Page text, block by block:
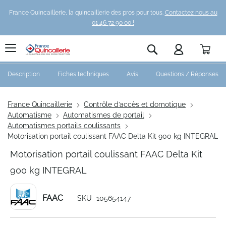
France Quincaillerie, la quincaillerie des pros pour tous. Contactez nous au
01 46 72 90 00 !
Rechercher
France Quincaillerie
Contrôle d’accès et domotique
Automatisme
Automatismes de portail
Automatismes portails coulissants
Motorisation portail coulissant FAAC Delta Kit 900 kg INTEGRAL
Motorisation portail coulissant FAAC Delta Kit
900 kg INTEGRAL
FAAC SKU 105654147
Description Fiches techniques Avis Questions / Réponses